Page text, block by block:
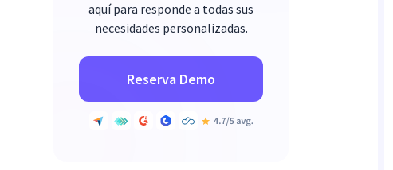
aquí para responde a todas sus
necesidades personalizadas.
Reserva Demo